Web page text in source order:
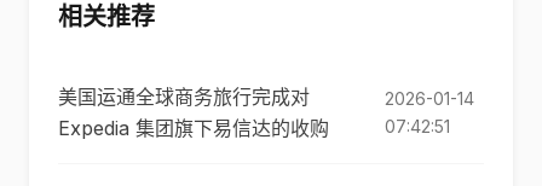
相关推荐
美国运通全球商务旅行完成对
Expedia 集团旗下易信达的收购
2026-01-14
07:42:51